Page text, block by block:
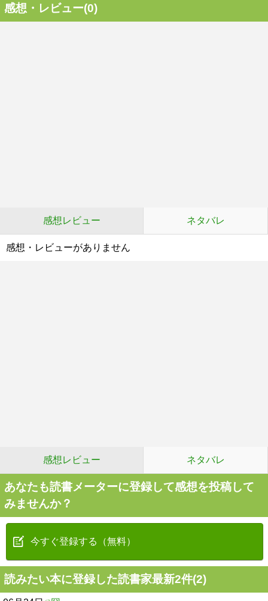
感想・レビュー(0)
感想レビュー ネタバレ
感想・レビューがありません
感想レビュー ネタバレ
あなたも読書メーターに登録して感想を投稿して
みませんか？
今すぐ登録する（無料）
読みたい本に登録した読書家最新2件(2)